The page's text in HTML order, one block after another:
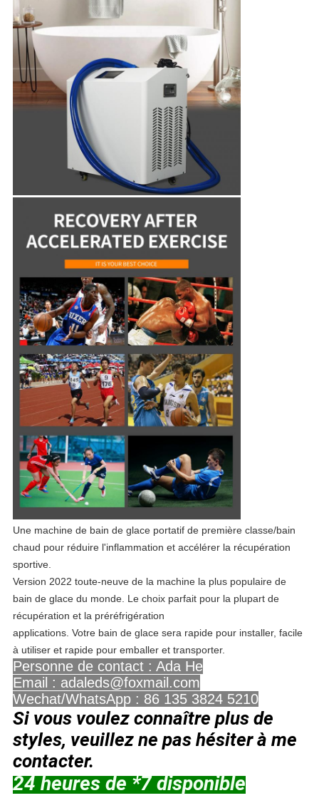
Une machine de bain de glace portatif de première classe/bain
chaud pour réduire l'inflammation et accélérer la récupération
sportive.
Version 2022 toute-neuve de la machine la plus populaire de
bain de glace du monde. Le choix parfait pour la plupart de
récupération et la préréfrigération
applications. Votre bain de glace sera rapide pour installer, facile
à utiliser et rapide pour emballer et transporter.
Personne de contact : Ada He
Email : adaleds@foxmail.com
Wechat/WhatsApp : 86 135 3824 5210
Si vous voulez connaître plus de
styles, veuillez ne pas hésiter à me
contacter.
24 heures de *7 disponible